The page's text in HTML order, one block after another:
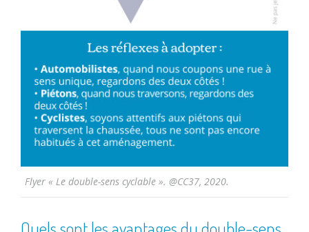
Flyer « Le double-sens cyclable ». @CC37, 2020.